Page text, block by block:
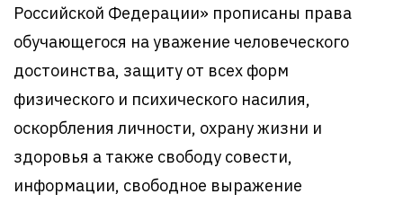
Российской Федерации» прописаны права
обучающегося на уважение человеческого
достоинства, защиту от всех форм
физического и психического насилия,
оскорбления личности, охрану жизни и
здоровья а также свободу совести,
информации, свободное выражение